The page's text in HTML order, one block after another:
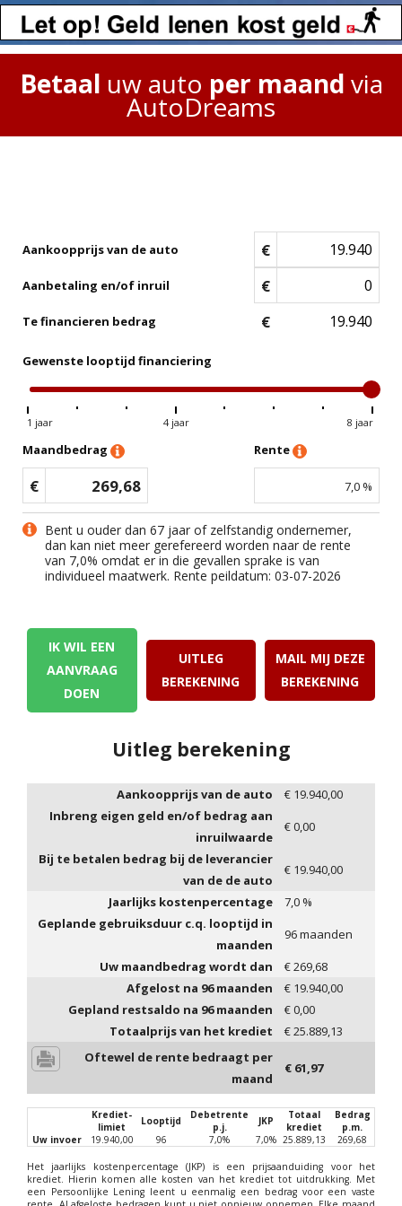
Betaal uw auto per maand via
AutoDreams
Aankoopprijs van de auto €
Aanbetaling en/of inruil €
Te financieren bedrag €
Gewenste looptijd financiering
1 jaar 4 jaar 8 jaar
Maandbedrag
€ 269,68
Rente
7,0 %
Bent u ouder dan 67 jaar of zelfstandig ondernemer,
dan kan niet meer gerefereerd worden naar de rente
van 7,0% omdat er in die gevallen sprake is van
individueel maatwerk. Rente peildatum: 03-07-2026
IK WIL EEN
AANVRAAG
DOEN
UITLEG
BEREKENING
MAIL MIJ DEZE
BEREKENING
Uitleg berekening
Aankoopprijs van de auto € 19.940,00
Inbreng eigen geld en/of bedrag aan
inruilwaarde
€0,00
Bij te betalen bedrag bij de leverancier
van de de auto
€ 19.940,00
Jaarlijks kostenpercentage
7,0 %
Geplande gebruiksduur c.q. looptijd in
maanden
96maanden
Uw maandbedrag wordt dan
€269,68
Afgelost na 96maanden € 19.940,00
Gepland restsaldo na 96maanden €0,00
Totaalprijs van het krediet
€25.889,13
Oftewel de rente bedraagt per
maand
€ 61,97
Krediet-
limiet
Looptijd
Debetrente
p.j.
JKP
Totaal
krediet
Bedrag
p.m.
Uw invoer
19.940,00 96 7,0% 7,0% 25.889,13 269,68
Het jaarlijks kostenpercentage (JKP) is een prijsaanduiding voor het
krediet. Hierin komen alle kosten van het krediet tot uitdrukking. Met
een Persoonlijke Lening leent u eenmalig een bedrag voor een vaste